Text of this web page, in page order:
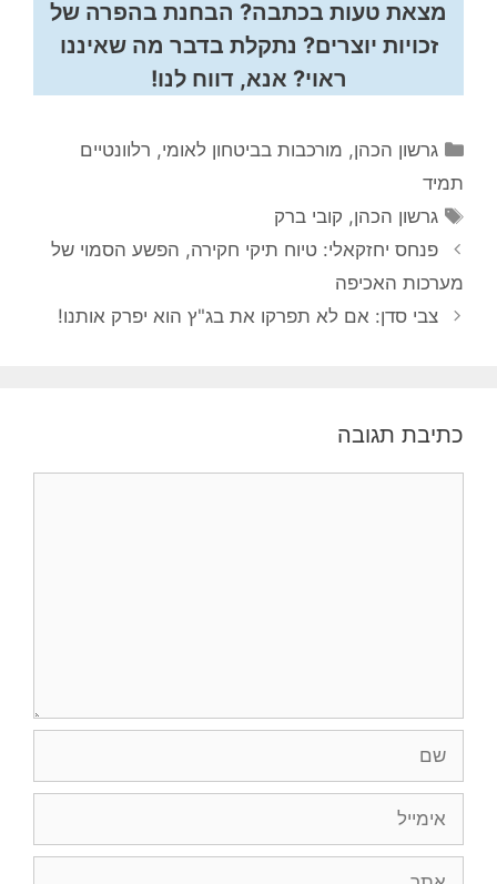
מצאת טעות בכתבה? הבחנת בהפרה של
זכויות יוצרים? נתקלת בדבר מה שאיננו
ראוי? אנא, דווח לנו!
קטגוריות
גרשון הכהן, מורכבות בביטחון לאומי, רלוונטיים
תמיד
תגיות
גרשון הכהן, קובי ברק
פנחס יחזקאלי: טיוח תיקי חקירה, הפשע הסמוי של
מערכות האכיפה
צבי סדן: אם לא תפרקו את בג"ץ הוא יפרק אותנו!
כתיבת תגובה